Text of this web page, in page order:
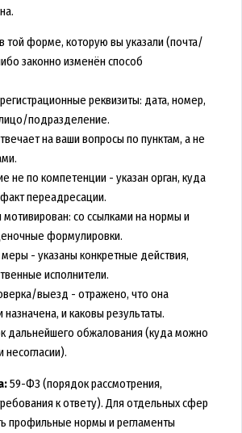
той форме, которую вы указали (почта/
законно изменён способ
реквизиты: дата, номер,
подразделение.
на ваши вопросы по пунктам, а не
не по компетенции - указан орган, куда
переадресации.
мотивирован: со ссылками на нормы и
формулировки.
- указаны конкретные действия,
исполнители.
выезд - отражено, что она
и каковы результаты.
дальнейшего обжалования (куда можно
несогласии).
59-ФЗ (порядок рассмотрения,
к ответу). Для отдельных сфер
профильные нормы и регламенты